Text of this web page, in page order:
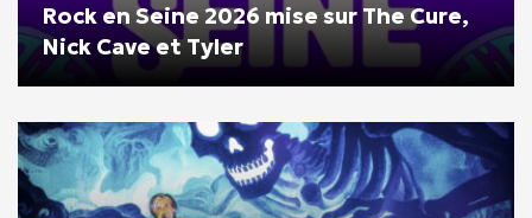
Rock en Seine 2026 mise sur The Cure,
Nick Cave et Tyler